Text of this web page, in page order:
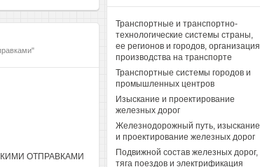
ОТПРАВКАМИ
Транспортные и транспортно-
технологические системы страны,
ее регионов и городов, организация
производства на транспорте
Транспортные системы городов и
промышленных центров
Изыскание и проектирование
железных дорог
Железнодорожный путь, изыскание
и проектирование железных дорог
Подвижной состав железных дорог,
тяга поездов и электрификация